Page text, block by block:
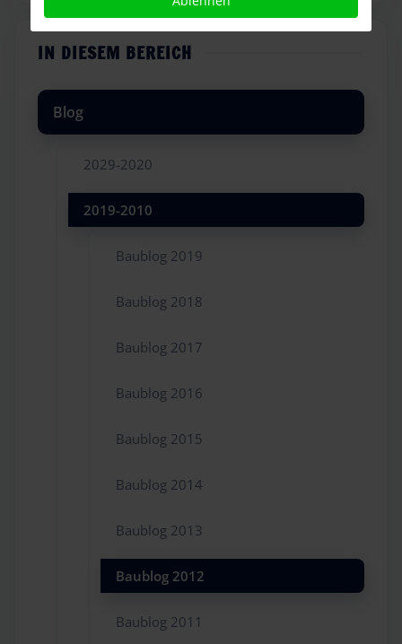
IN DIESEM BEREICH
Blog
2029-2020
2019-2010
Baublog 2019
Baublog 2018
Baublog 2017
Baublog 2016
Baublog 2015
Baublog 2014
Baublog 2013
Baublog 2012
Baublog 2011